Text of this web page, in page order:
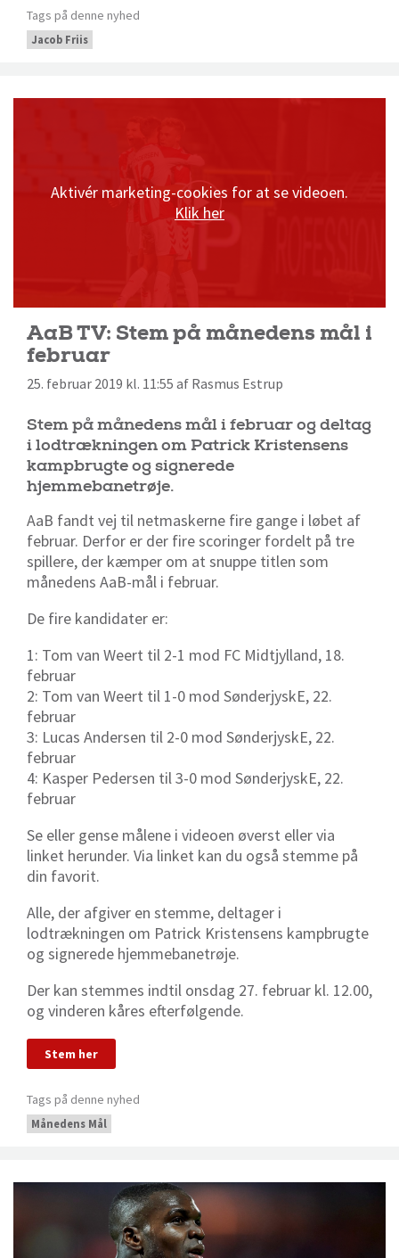
Tags på denne nyhed
Jacob Friis
Aktivér marketing-cookies for at se videoen.
Klik her
AaB TV: Stem på månedens mål i
februar
25. februar 2019 kl. 11:55 af Rasmus Estrup
Stem på månedens mål i februar og deltag
i lodtrækningen om Patrick Kristensens
kampbrugte og signerede
hjemmebanetrøje.
AaB fandt vej til netmaskerne fire gange i løbet af
februar. Derfor er der fire scoringer fordelt på tre
spillere, der kæmper om at snuppe titlen som
månedens AaB-mål i februar.
De fire kandidater er:
1: Tom van Weert til 2-1 mod FC Midtjylland, 18.
februar
2: Tom van Weert til 1-0 mod SønderjyskE, 22.
februar
3: Lucas Andersen til 2-0 mod SønderjyskE, 22.
februar
4: Kasper Pedersen til 3-0 mod SønderjyskE, 22.
februar
Se eller gense målene i videoen øverst eller via
linket herunder. Via linket kan du også stemme på
din favorit.
Alle, der afgiver en stemme, deltager i
lodtrækningen om Patrick Kristensens kampbrugte
og signerede hjemmebanetrøje.
Der kan stemmes indtil onsdag 27. februar kl. 12.00,
og vinderen kåres efterfølgende.
Stem her
Tags på denne nyhed
Månedens Mål